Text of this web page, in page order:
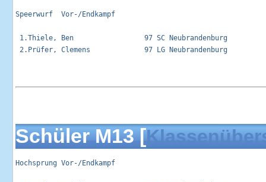
Speerwurf  Vor-/Endkampf
1.Thiele, Ben                 97 SC Neubrandenburg
2.Prüfer, Clemens             97 LG Neubrandenburg
Schüler M13 [
Hochsprung Vor-/Endkampf